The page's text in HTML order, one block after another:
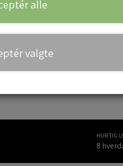
+
HURTIG
8
alle
valgte